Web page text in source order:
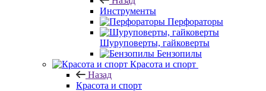
Инструменты
Перфораторы
Шуруповерты, гайковерты
Бензопилы
Красота и спорт
Назад
Красота и спорт